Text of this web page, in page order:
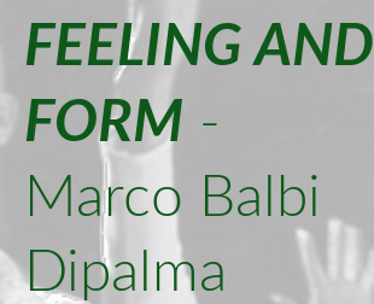
FEELING AND
FORM -
Marco Balbi
Dipalma